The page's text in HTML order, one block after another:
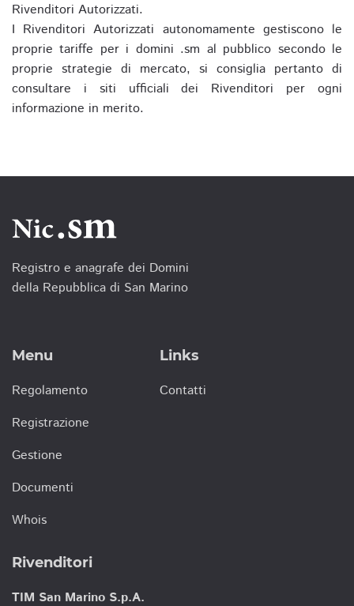
Rivenditori Autorizzati.
I Rivenditori Autorizzati autonomamente gestiscono le
proprie tariffe per i domini .sm al pubblico secondo le
proprie strategie di mercato, si consiglia pertanto di
consultare i siti ufficiali dei Rivenditori per ogni
informazione in merito.
Registro e anagrafe dei Domini
della Repubblica di San Marino
Menu
Regolamento
Registrazione
Gestione
Documenti
Whois
Links
Contatti
Rivenditori
TIM San Marino S.p.A.